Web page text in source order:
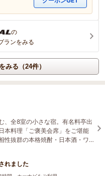
の
ランをみる
みる（24件）
、全8室の小さな宿。有名料亭出
本料理「ご褒美会席」をご堪能
性抜群の本格焼酎・日本酒・ワ
。器や酒器も楽しめます。
れました